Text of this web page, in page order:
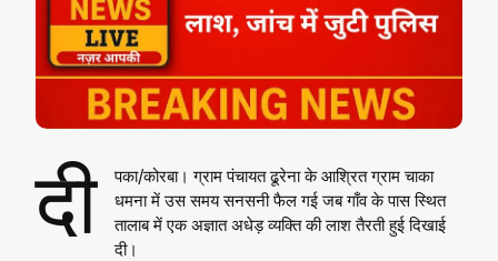
दी
पका/कोरबा। ग्राम पंचायत ढूरेना के आश्रित ग्राम चाका
धमना में उस समय सनसनी फैल गई जब गाँव के पास स्थित
तालाब में एक अज्ञात अधेड़ व्यक्ति की लाश तैरती हुई दिखाई
दी।